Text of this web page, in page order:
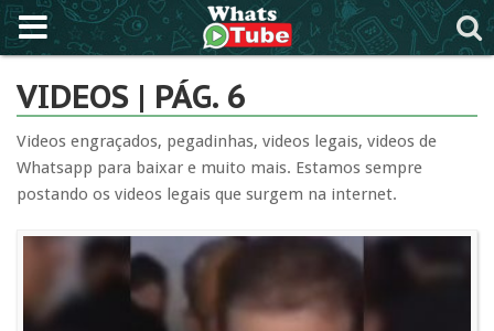
VIDEOS | PÁG. 6
Videos engraçados, pegadinhas, videos legais, videos de
Whatsapp para baixar e muito mais. Estamos sempre
postando os videos legais que surgem na internet.